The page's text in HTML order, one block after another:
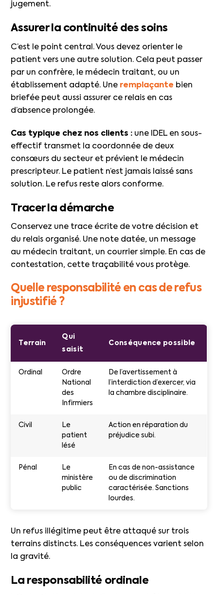
jugement.
Assurer la continuité des soins
C’est le point central. Vous devez orienter le
patient vers une autre solution. Cela peut passer
par un confrère, le médecin traitant, ou un
établissement adapté. Une remplaçante bien
briefée peut aussi assurer ce relais en cas
d’absence prolongée.
Cas typique chez nos clients : une IDEL en sous-
effectif transmet la coordonnée de deux
consœurs du secteur et prévient le médecin
prescripteur. Le patient n’est jamais laissé sans
solution. Le refus reste alors conforme.
Tracer la démarche
Conservez une trace écrite de votre décision et
du relais organisé. Une note datée, un message
au médecin traitant, un courrier simple. En cas de
contestation, cette traçabilité vous protège.
Quelle responsabilité en cas de refus
injustifié ?
Terrain
Qui
saisit
Conséquence possible
Ordinal
Ordre
National
des
Infirmiers
De l’avertissement à
l’interdiction d’exercer, via
la chambre disciplinaire.
Civil
Le
patient
lésé
Action en réparation du
préjudice subi.
Pénal
Le
ministère
public
En cas de non-assistance
ou de discrimination
caractérisée. Sanctions
lourdes.
Un refus illégitime peut être attaqué sur trois
terrains distincts. Les conséquences varient selon
la gravité.
La responsabilité ordinale